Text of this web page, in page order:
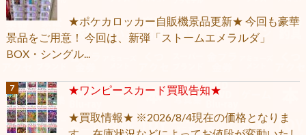
★ポケカロッカー自販機景品更新★ 今回も豪華
景品をご用意！ 今回は、新弾「ストームエメラルダ」
BOX・シングル...
★ワンピースカード買取告知★
★買取情報★ ※2026/8/4現在の価格となりま